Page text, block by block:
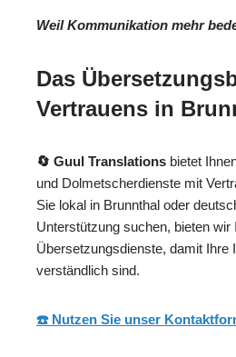
Weil Kommunikation mehr
Das
Vertrauens in
🔄 Guul Translations bietet
und Dolmetscherdienste mit
Sie lokal in Brunnthal oder
Unterstützung suchen, bieten wir
Übersetzungsdienste, damit Ihre
verständlich sind.
☎️ Nutzen Sie unser